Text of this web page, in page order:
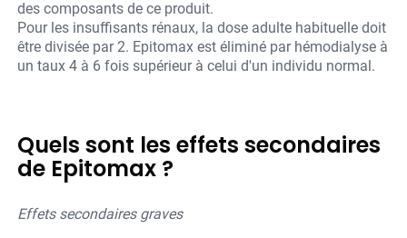
des composants de ce produit.
Pour les insuffisants rénaux, la dose adulte habituelle doit
être divisée par 2. Epitomax est éliminé par hémodialyse à
un taux 4 à 6 fois supérieur à celui d'un individu normal.
Quels sont les effets secondaires
de Epitomax ?
Effets secondaires graves